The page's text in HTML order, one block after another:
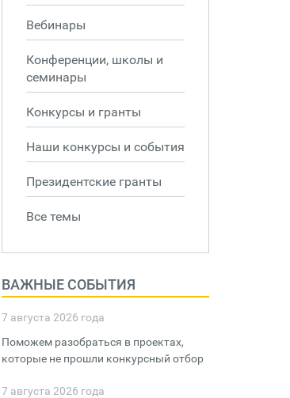
Вебинары
Конференции, школы и
семинары
Конкурсы и гранты
Наши конкурсы и события
Президентские гранты
Все темы
ВАЖНЫЕ СОБЫТИЯ
7 августа 2026 года
Поможем разобраться в проектах,
которые не прошли конкурсный отбор
7 августа 2026 года